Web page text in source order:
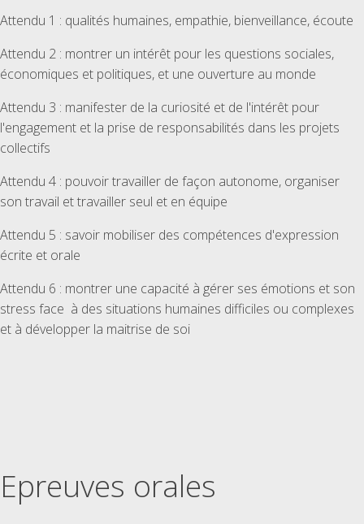
Attendu 1 : qualités humaines, empathie, bienveillance, écoute
Attendu 2 : montrer un intérêt pour les questions sociales,
économiques et politiques, et une ouverture au monde
Attendu 3 : manifester de la curiosité et de l'intérêt pour
l'engagement et la prise de responsabilités dans les projets
collectifs
Attendu 4 : pouvoir travailler de façon autonome, organiser
son travail et travailler seul et en équipe
Attendu 5 : savoir mobiliser des compétences d'expression
écrite et orale
Attendu 6 : montrer une capacité à gérer ses émotions et son
stress face à des situations humaines difficiles ou complexes
et à développer la maitrise de soi
Epreuves orales